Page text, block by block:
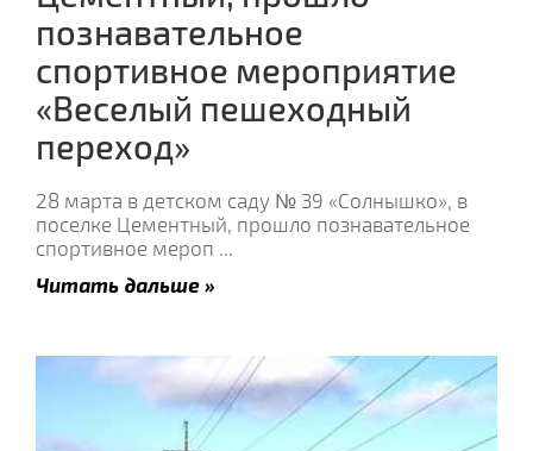
познавательное
спортивное мероприятие
«Веселый пешеходный
переход»
28 марта в детском саду № 39 «Солнышко», в
поселке Цементный, прошло познавательное
спортивное мероп ...
Читать дальше »